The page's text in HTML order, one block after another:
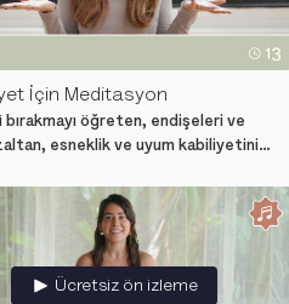
İçin Meditasyon
öğreten, endişeleri ve
esneklik ve uyum kabiliyetini
Ücretsiz ön izleme